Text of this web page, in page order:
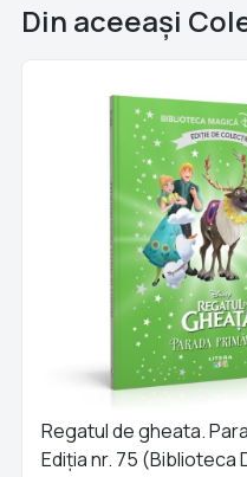
Din aceeaşi
Regatul de gheata.
Ediția nr. 75 (Biblioteca